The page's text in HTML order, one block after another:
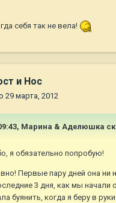
себя так не вела!
и Нос
29 марта, 2012
Марина & Аделюшка
я обязательно попробую!
Первые пару дней она ни
3 дня, как мы начали
буянить, когда я беру в